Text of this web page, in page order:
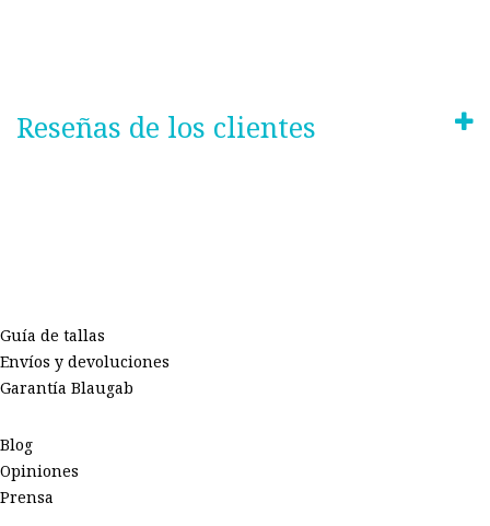
Reseñas de los clientes
Guía de tallas
Envíos y devoluciones
Garantía Blaugab
Blog
Opiniones
Prensa